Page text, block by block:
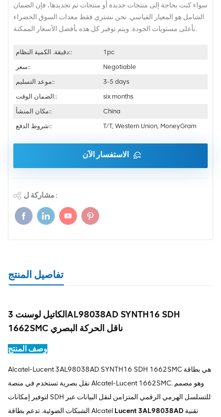
سواء كنت بحاجة إلى منتجات جديدة أو منتجات تم تجديدها، فإن الضمان
الشامل هو المعيار القياسي. نحن نشتري فقط معدات السوق الخضراء
بأعلى مستويات الجودة. ويتم توفير كل هذه بأفضل الأسعار الممكنة.
دقيقة. الكمية النظام::
1pc
سعر::
Negotiable
موعد التسليم::
3-5 days
الضمان الوقت::
six months
مكان المنشأ::
China
شروط الدفع::
T/T, Western Union, MoneyGram
الاستفسار الآن
مشاركة ل :
تفاصيل المنتج
الكاتيل لوسنت 3AL98038AD SYNTH16 SDH
1662SMC ناقل الحركة البصري
وصف المنتج
Alcatel-Lucent 3AL98038AD SYNTH16 SDH 1662SMC هي بطاقة
نقل بصرية تستخدم في منصة Alcatel-Lucent 1662SMC. وهو مصمم
لتوفير إمكانات SDH للتسلسل الهرمي الرقمي المتزامن لنقل البيانات عبر
الشبكات الضوئية. تدعم بطاقة Alcatel Lucent 3AL98038AD